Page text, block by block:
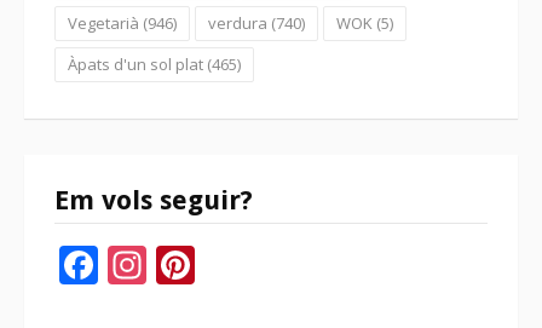
Vegetarià (946) verdura (740) WOK (5)
Àpats d'un sol plat (465)
Em vols seguir?
Facebook
Instagram